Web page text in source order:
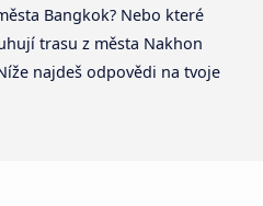
Bangkok? Nebo které
trasu z města Nakhon
najdeš odpovědi na tvoje